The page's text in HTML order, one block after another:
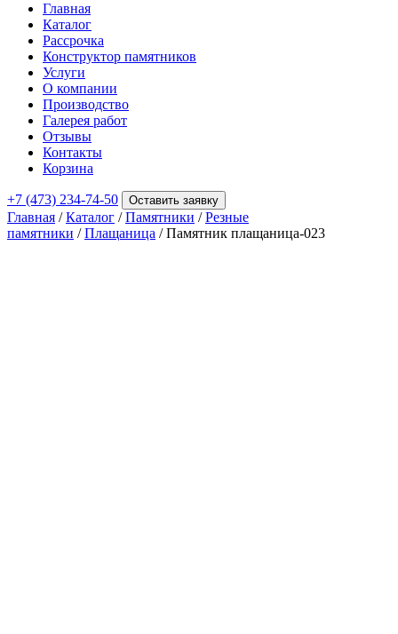
Главная
Каталог
Рассрочка
Конструктор памятников
Услуги
О компании
Производство
Галерея работ
Отзывы
Контакты
Корзина
+7 (473) 234-74-50 Оставить заявку
Главная /Каталог /Памятники /Резные
памятники /Плащаница / Памятник плащаница-023